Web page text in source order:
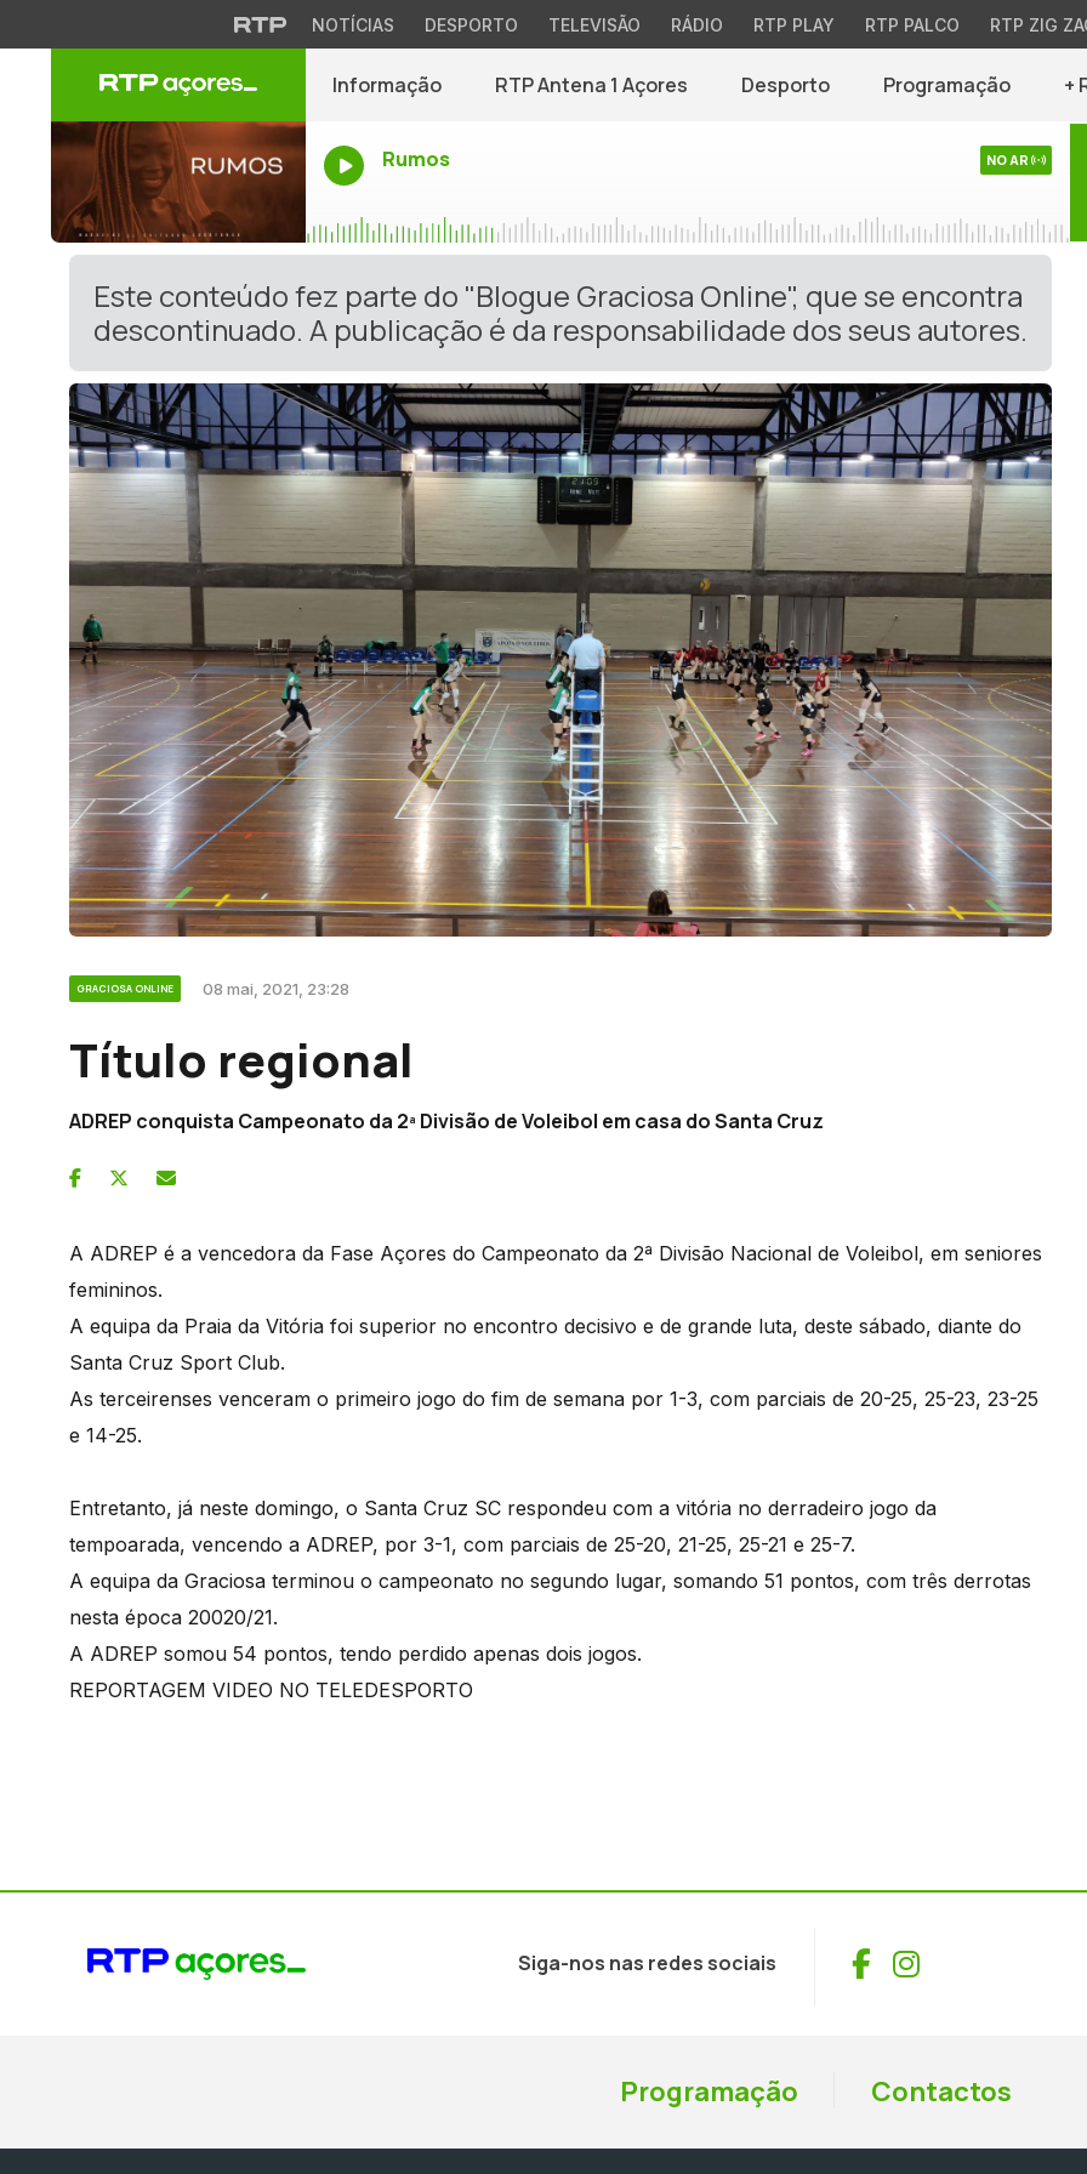
NOTÍCIAS DESPORTO TELEVISÃO RÁDIO RTP PLAY RTP PALCO RTP ZIG
Informação RTP Antena 1 Açores Desporto Programação +
Rumos NO AR
Este conteúdo fez parte do "Blogue Graciosa Online", que se encontra
descontinuado. A publicação é da responsabilidade dos seus autores.
GRACIOSA ONLINE 08 mai, 2021, 23:28
Título regional
ADREP conquista Campeonato da 2ª Divisão de Voleibol em casa do Santa Cruz
A ADREP é a vencedora da Fase Açores do Campeonato da 2ª Divisão Nacional de Voleibol, em seniores
femininos.
A equipa da Praia da Vitória foi superior no encontro decisivo e de grande luta, deste sábado, diante do
Santa Cruz Sport Club.
As terceirenses venceram o primeiro jogo do fim de semana por 1-3, com parciais de 20-25, 25-23, 23-25
e 14-25.
Entretanto, já neste domingo, o Santa Cruz SC respondeu com a vitória no derradeiro jogo da
tempoarada, vencendo a ADREP, por 3-1, com parciais de 25-20, 21-25, 25-21 e 25-7.
A equipa da Graciosa terminou o campeonato no segundo lugar, somando 51 pontos, com três derrotas
nesta época 20020/21.
A ADREP somou 54 pontos, tendo perdido apenas dois jogos.
REPORTAGEM VIDEO NO TELEDESPORTO
Siga-nos nas redes sociais Facebook
Instagram
Programação Contactos